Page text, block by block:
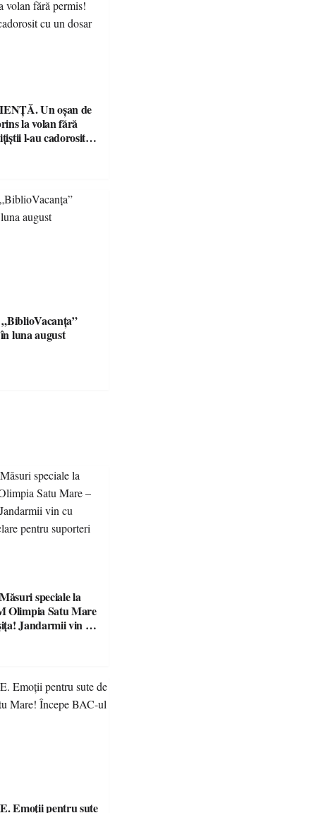
Un oșan de
la volan fără
l-au cadorosit
luna august
speciale la
Olimpia Satu Mare
Jandarmii vin cu
Emoții pentru sute